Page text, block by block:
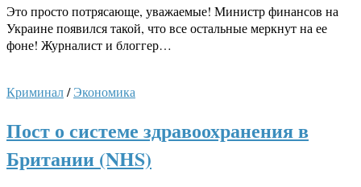
Это просто потрясающе, уважаемые! Министр финансов на
Украине появился такой, что все остальные меркнут на ее
фоне! Журналист и блоггер…
Криминал/Экономика
Пост о системе здравоохранения в
Британии (NHS)